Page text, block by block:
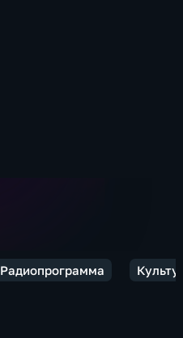
Радиопрограмма